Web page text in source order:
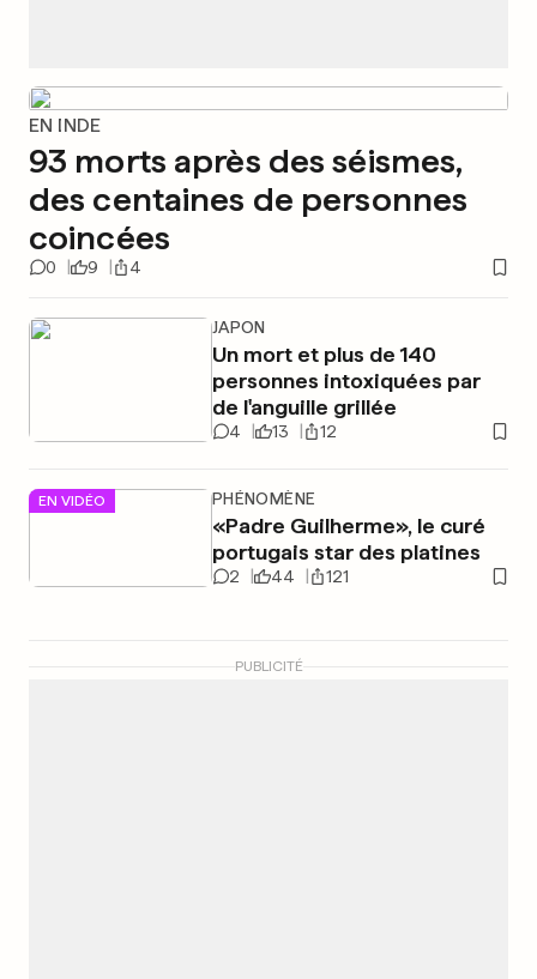
EN INDE
93 morts après des séismes,
des centaines de personnes
coincées
0 9 4
JAPON
Un mort et plus de 140
personnes intoxiquées par
de l'anguille grillée
4 13 12
EN VIDÉO PHÉNOMÈNE
«Padre Guilherme», le curé
portugais star des platines
2 44 121
PUBLICITÉ